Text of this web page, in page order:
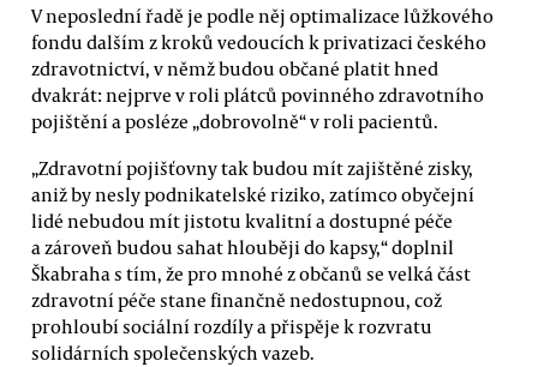
V neposlední řadě je podle něj optimalizace lůžkového
fondu dalším z kroků vedoucích k privatizaci českého
zdravotnictví, v němž budou občané platit hned
dvakrát: nejprve v roli plátců povinného zdravotního
pojištění a posléze „dobrovolně“ v roli pacientů.
„Zdravotní pojišťovny tak budou mít zajištěné zisky,
aniž by nesly podnikatelské riziko, zatímco obyčejní
lidé nebudou mít jistotu kvalitní a dostupné péče
a zároveň budou sahat hlouběji do kapsy,“ doplnil
Škabraha s tím, že pro mnohé z občanů se velká část
zdravotní péče stane finančně nedostupnou, což
prohloubí sociální rozdíly a přispěje k rozvratu
solidárních společenských vazeb.